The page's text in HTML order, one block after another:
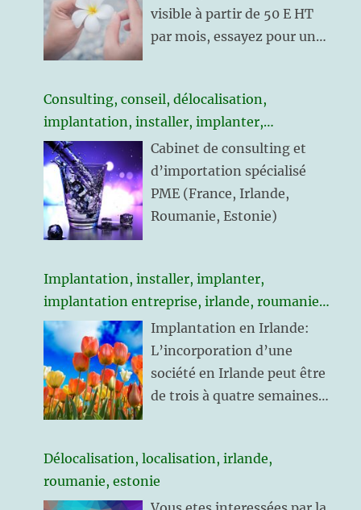
visible à partir de 50 E HT
par mois, essayez pour un
rentable !
Consulting, conseil, délocalisation,
implantation, installer, implanter,
implantation entreprise, irlande, roumanie,
estonie
Cabinet de consulting et
d’importation spécialisé
PME (France, Irlande,
Roumanie, Estonie)
Implantation, installer, implanter,
implantation entreprise, irlande, roumanie,
estonie
Implantation en Irlande:
L’incorporation d’une
société en Irlande peut être
de trois à quatre semaines
10 jours. Pour cela Il faut se
présenter sur place à Dublin.
Délocalisation, localisation, irlande,
roumanie, estonie